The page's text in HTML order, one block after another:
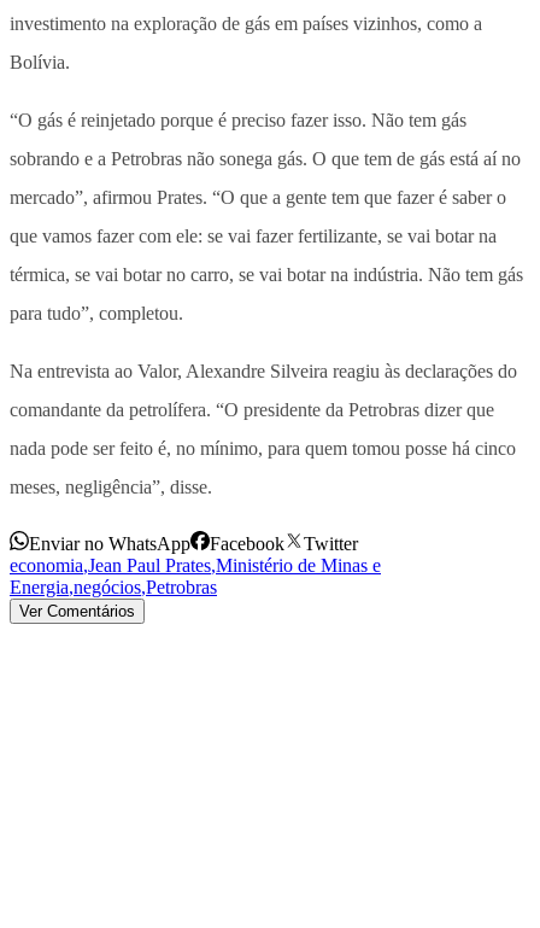
investimento na exploração de gás em países vizinhos, como a
Bolívia.
“O gás é reinjetado porque é preciso fazer isso. Não tem gás
sobrando e a Petrobras não sonega gás. O que tem de gás está aí no
mercado”, afirmou Prates. “O que a gente tem que fazer é saber o
que vamos fazer com ele: se vai fazer fertilizante, se vai botar na
térmica, se vai botar no carro, se vai botar na indústria. Não tem gás
para tudo”, completou.
Na entrevista ao Valor, Alexandre Silveira reagiu às declarações do
comandante da petrolífera. “O presidente da Petrobras dizer que
nada pode ser feito é, no mínimo, para quem tomou posse há cinco
meses, negligência”, disse.
Enviar no WhatsApp Facebook
Twitter
economia,Jean Paul Prates,Ministério de Minas e
Energia,negócios,Petrobras
Ver Comentários